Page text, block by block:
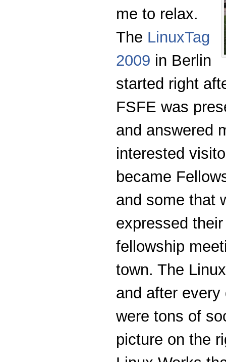
me to relax.
The LinuxTag
2009 in Berlin
started right
FSFE was
and answered
interested
became
and some that
expressed
fellowship
town. The
and after
were tons of
picture on the